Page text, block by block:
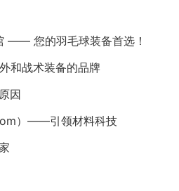
—— 您的羽毛球装备首选！
和战术装备的品牌
因
）——引领材料科技